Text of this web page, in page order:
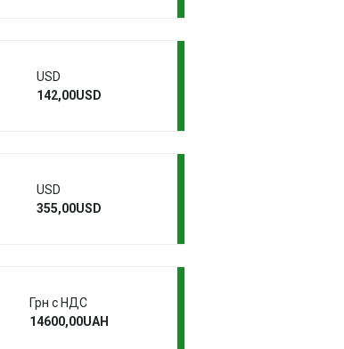
USD
142,00USD
USD
355,00USD
Грн с НДС
14600,00UAH